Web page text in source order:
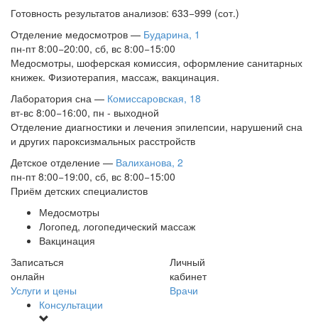
Готовность результатов анализов: 633−999 (сот.)
Отделение медосмотров — Бударина, 1
пн-пт 8:00−20:00, сб, вс 8:00−15:00
Медосмотры, шоферская комиссия, оформление санитарных
книжек. Физиотерапия, массаж, вакцинация.
Лаборатория сна — Комиссаровская, 18
вт-вс 8:00−16:00, пн - выходной
Отделение диагностики и лечения эпилепсии, нарушений сна
и других пароксизмальных расстройств
Детское отделение — Валиханова, 2
пн-пт 8:00−19:00, сб, вс 8:00−15:00
Приём детских специалистов
Медосмотры
Логопед, логопедический массаж
Вакцинация
Записаться
онлайн
Личный
кабинет
Услуги и цены
Врачи
Консультации